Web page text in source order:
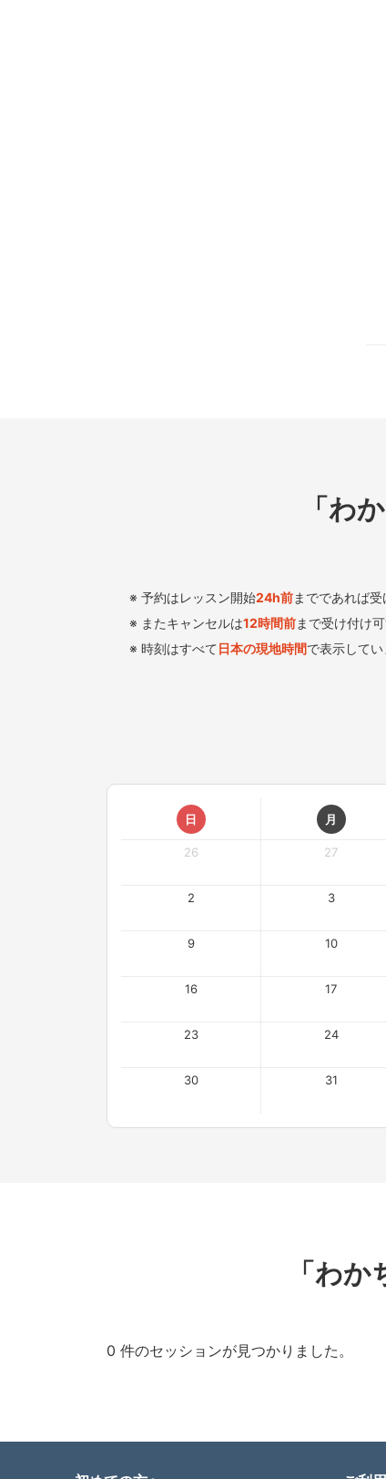
「わ
予約はレッスン開始24h前までであれば受
またキャンセルは12時間前まで受け付け可
時刻はすべて 日本の現地時間で表示して
日 月
26 27
2 3
9 10
16 17
23 24
30 31
「わ
0 件のセッションが見つかりました。